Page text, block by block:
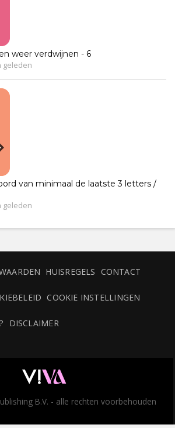
weer verdwijnen - 6
geleden
van minimaal de laatste 3 letters /
geleden
HUISREGELS CONTACT
COOKIE INSTELLINGEN
DISCLAIMER
B.V. - alle rechten voorbehouden